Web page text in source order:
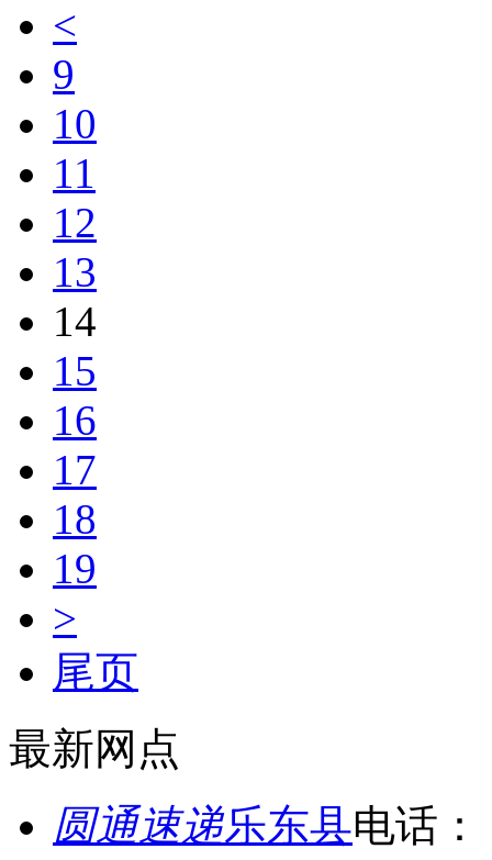
<
9
10
11
12
13
14
15
16
17
18
19
>
尾页
最新网点
圆通速递乐东县电话：